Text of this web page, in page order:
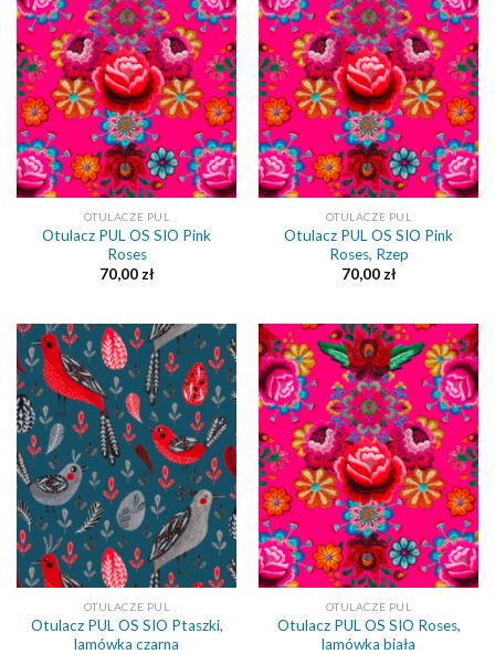
OTULACZE PUL
Otulacz PUL OS SIO Pink
Roses
70,00 zł
OTULACZE PUL
Otulacz PUL OS SIO Pink
Roses, Rzep
70,00 zł
OTULACZE PUL
Otulacz PUL OS SIO Ptaszki,
lamówka czarna
OTULACZE PUL
Otulacz PUL OS SIO Roses,
lamówka biała